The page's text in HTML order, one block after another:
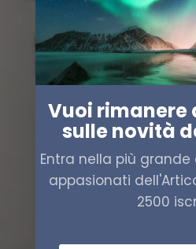
Vuoi
sulle novità
Entra nella più
appasionati
2500